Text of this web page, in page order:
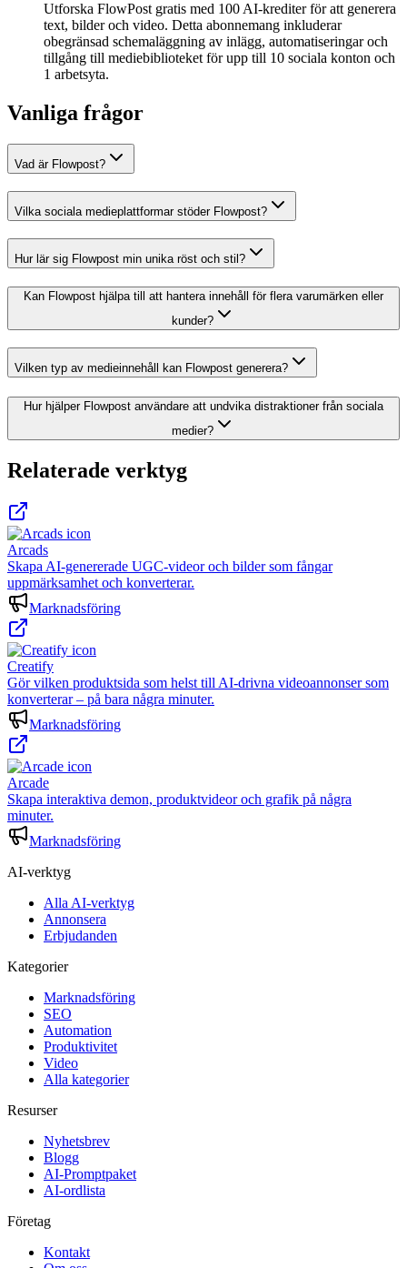
Utforska FlowPost gratis med 100 AI-krediter för att generera
text, bilder och video. Detta abonnemang inkluderar
obegränsad schemaläggning av inlägg, automatiseringar och
tillgång till mediebiblioteket för upp till 10 sociala konton och
1 arbetsyta.
Vanliga frågor
Vad är Flowpost?
Vilka sociala medieplattformar stöder Flowpost?
Hur lär sig Flowpost min unika röst och stil?
Kan Flowpost hjälpa till att hantera innehåll för flera varumärken eller
kunder?
Vilken typ av medieinnehåll kan Flowpost generera?
Hur hjälper Flowpost användare att undvika distraktioner från sociala
medier?
Relaterade verktyg
Arcads
Skapa AI-genererade UGC-videor och bilder som fångar
uppmärksamhet och konverterar.
Marknadsföring
Creatify
Gör vilken produktsida som helst till AI-drivna videoannonser som
konverterar – på bara några minuter.
Marknadsföring
Arcade
Skapa interaktiva demon, produktvideor och grafik på några
minuter.
Marknadsföring
AI-verktyg
Alla AI-verktyg
Annonsera
Erbjudanden
Kategorier
Marknadsföring
SEO
Automation
Produktivitet
Video
Alla kategorier
Resurser
Nyhetsbrev
Blogg
AI-Promptpaket
AI-ordlista
Företag
Kontakt